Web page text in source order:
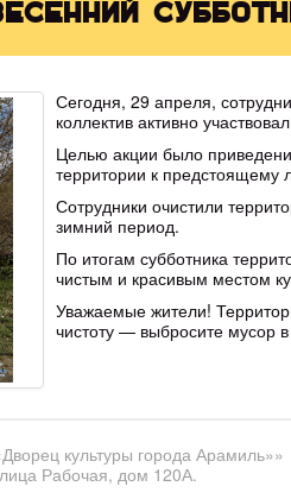
Сегодня, 29 апреля,
коллектив активно
Целью акции было
территории к предстоящему
Сотрудники очистили
зимний период.
По итогам субботника
чистым и красивым местом
Уважаемые жители!
чистоту — выбросите мусор
культуры города Арамиль»»
Рабочая, дом 120А.